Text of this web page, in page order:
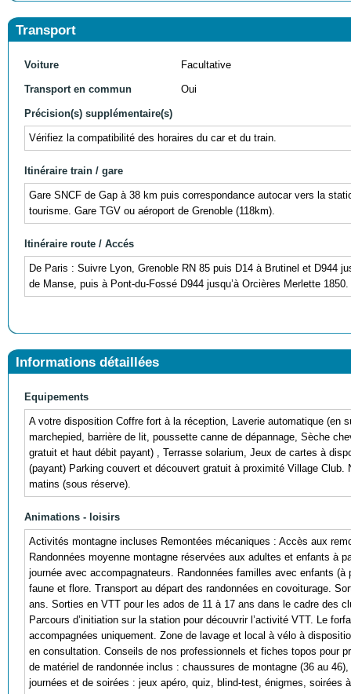
Transport
Voiture Facultative
Transport en commun Oui
Précision(s) supplémentaire(s)
Vérifiez la compatibilité des horaires du car et du train.
Itinéraire train / gare
Gare SNCF de Gap à 38 km puis correspondance autocar vers la
tourisme. Gare TGV ou aéroport de Grenoble (118km).
Itinéraire route / Accés
De Paris : Suivre Lyon, Grenoble RN 85 puis D14 à Brutinel et D944
de Manse, puis à Pont-du-Fossé D944 jusqu’à Orcières Merlette 1850.
Informations détaillées
Equipements
A votre disposition Coffre fort à la réception, Laverie automatique (en
marchepied, barrière de lit, poussette canne de dépannage, Sèche
gratuit et haut débit payant) , Terrasse solarium, Jeux de cartes à
(payant) Parking couvert et découvert gratuit à proximité Village
matins (sous réserve).
Animations - loisirs
Activités montagne incluses Remontées mécaniques : Accès aux
Randonnées moyenne montagne réservées aux adultes et enfants à
journée avec accompagnateurs. Randonnées familles avec enfants
faune et flore. Transport au départ des randonnées en covoiturage.
ans. Sorties en VTT pour les ados de 11 à 17 ans dans le cadre des
Parcours d’initiation sur la station pour découvrir l’activité VTT. Le
accompagnées uniquement. Zone de lavage et local à vélo à
en consultation. Conseils de nos professionnels et fiches topos pour
de matériel de randonnée inclus : chaussures de montagne (36 au
journées et de soirées : jeux apéro, quiz, blind-test, énigmes,